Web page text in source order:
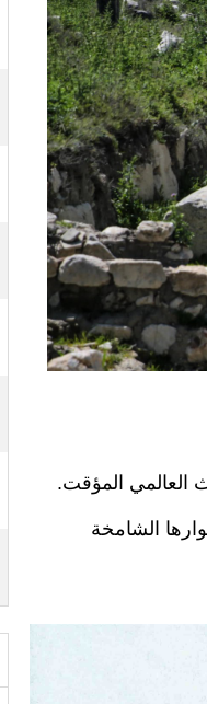
العالمي المؤقت.
الشامخة